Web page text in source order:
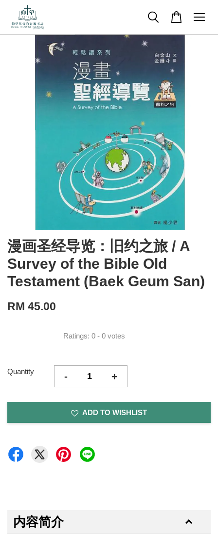
漫画圣经导览：旧约之旅 / A
Survey of the Bible Old
Testament (Baek Geum San)
RM 45.00
Ratings: 0 - 0 votes
Quantity - +
ADD TO WISHLIST
内容简介